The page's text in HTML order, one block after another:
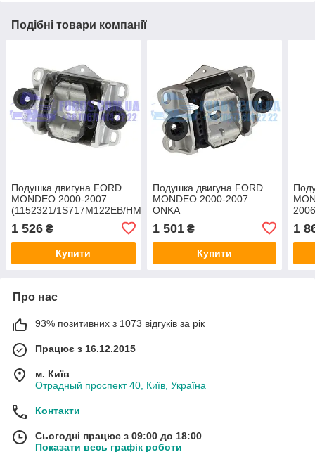
Подібні товари компанії
Подушка двигуна FORD
MONDEO 2000-2007
(1152321/1S717M122EB/HMP1S717M122EB)
1 526 ₴
Купити
Подушка двигуна FORD
MONDEO 2000-2007
ONKA
1 501₴
Купити
1
Про нас
93% позитивних з 1073 відгуків за рік
Працює з 16.12.2015
м. Київ
Отрадный проспект 40, Київ, Україна
Контакти
Сьогодні працює з 09:00 до 18:00
Показати весь графік роботи